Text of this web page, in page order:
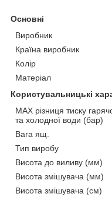
Основні
Виробник
Країна виробник
Колір
Матеріал
Користувальницькі
MAX різниця тиску
та холодної води (бар)
Вага ящ.
Тип виробу
Висота до виливу (мм)
Висота змішувача (мм)
Висота змішувача (см)